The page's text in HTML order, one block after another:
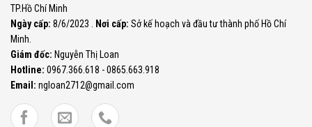
TP.Hồ Chí Minh
Ngày cấp: 8/6/2023 . Nơi cấp: Sở kế hoạch và đầu tư thành phố Hồ Chí
Minh.
Giám đốc: Nguyễn Thị Loan
Hotline: 0967.366.618 - 0865.663.918
Email: ngloan2712@gmail.com